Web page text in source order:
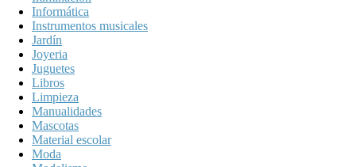
Informática
Instrumentos musicales
Jardín
Joyeria
Juguetes
Libros
Limpieza
Manualidades
Mascotas
Material escolar
Moda